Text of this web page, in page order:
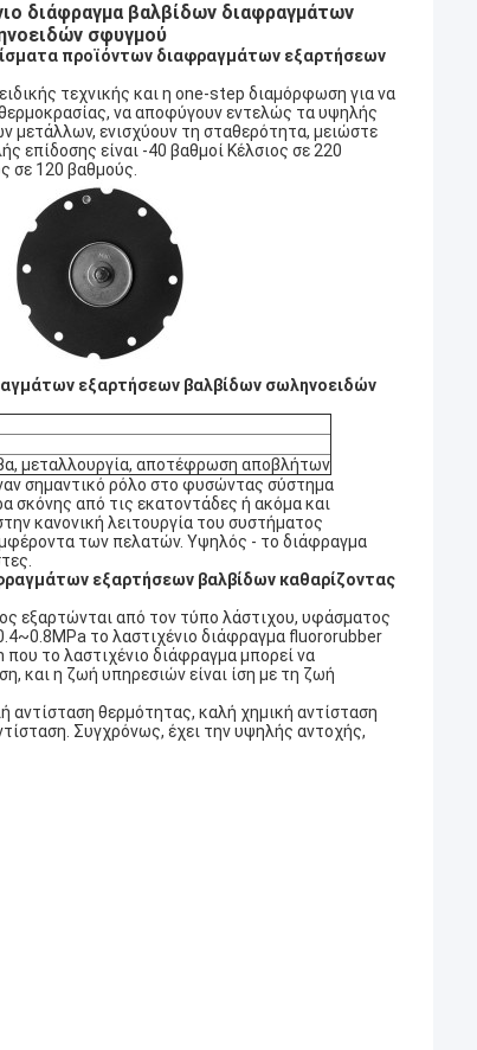
διάφραγμα βαλβίδων διαφραγμάτων
σφυγμού
προϊόντων διαφραγμάτων εξαρτήσεων
τεχνικής και η one-step διαμόρφωση για να
να αποφύγουν εντελώς τα υψηλής
μετάλλων, ενισχύουν τη σταθερότητα, μειώστε
επίδοσης είναι -40 βαθμοί Κέλσιος σε 220
σε 120 βαθμούς.
εξαρτήσεων βαλβίδων σωληνοειδών
μεταλλουργία, αποτέφρωση αποβλήτων
σημαντικό ρόλο στο φυσώντας σύστημα
σκόνης από τις εκατοντάδες ή ακόμα και
κανονική λειτουργία του συστήματος
των πελατών. Υψηλός - το διάφραγμα
εξαρτήσεων βαλβίδων καθαρίζοντας
εξαρτώνται από τον τύπο λάστιχου, υφάσματος
το λαστιχένιο διάφραγμα fluororubber
το λαστιχένιο διάφραγμα μπορεί να
και η ζωή υπηρεσιών είναι ίση με τη ζωή
αντίσταση θερμότητας, καλή χημική αντίσταση
Συγχρόνως, έχει την υψηλής αντοχής,